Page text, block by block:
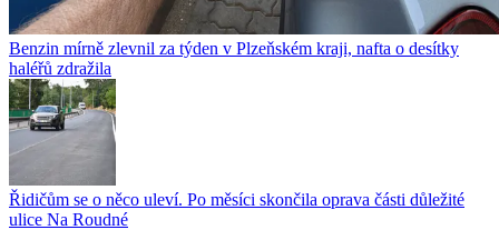
Benzin mírně zlevnil za týden v Plzeňském kraji, nafta o desítky
haléřů zdražila
Řidičům se o něco uleví. Po měsíci skončila oprava části důležité
ulice Na Roudné